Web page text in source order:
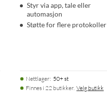
Styr via app, tale eller
automasjon
Støtte for flere protokoller
Nettlager: 50+ st
Finnes i 22 butikker. Velg butikk